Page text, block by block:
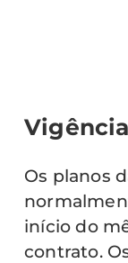
Os planos
início do
contrato.